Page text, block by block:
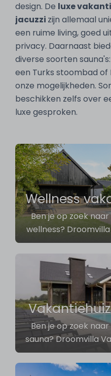
design. De luxe
jacuzzi zijn allemaal
een ruime living, goed
privacy. Daarnaast
diverse soorten
een Turks stoombad
onze mogelijkheden.
beschikken zelfs over
luxe gesproken.
Wellness
Ben je op zoek
wellness?
Ben je op zoek
sauna? Droomvilla